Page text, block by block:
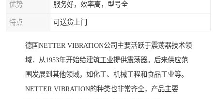
优势 服务好，效率高，型号全
特点 可送货上门
德国NETTER VIBRATION公司主要活跃于震荡器技术领
域．从1953年开始给建筑工业提供震荡器。后来供应范
围发展到其他领域，如化工、机械工程和食品工业等。
NETTER VIBRATION的种类也非常齐全，产品主要